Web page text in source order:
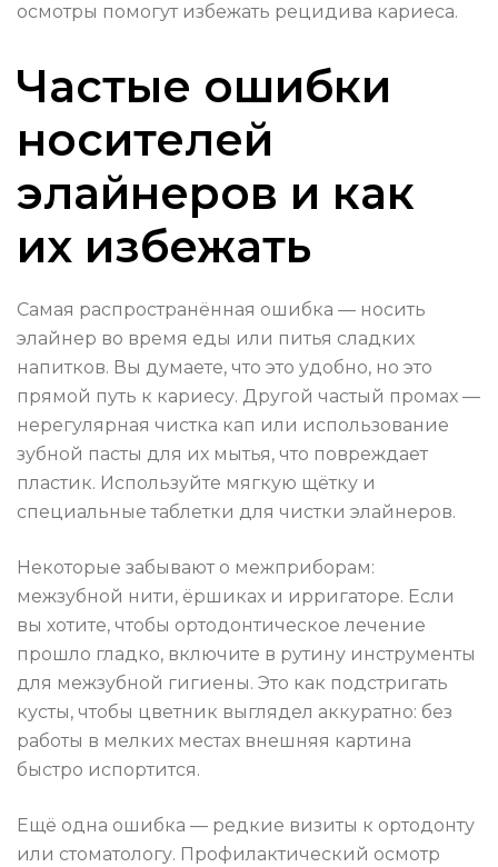
осмотры помогут избежать рецидива кариеса.
Частые ошибки
носителей
элайнеров и как
их избежать
Самая распространённая ошибка — носить
элайнер во время еды или питья сладких
напитков. Вы думаете, что это удобно, но это
прямой путь к кариесу. Другой частый промах —
нерегулярная чистка кап или использование
зубной пасты для их мытья, что повреждает
пластик. Используйте мягкую щётку и
специальные таблетки для чистки элайнеров.
Некоторые забывают о межприборам:
межзубной нити, ёршиках и ирригаторе. Если
вы хотите, чтобы ортодонтическое лечение
прошло гладко, включите в рутину инструменты
для межзубной гигиены. Это как подстригать
кусты, чтобы цветник выглядел аккуратно: без
работы в мелких местах внешняя картина
быстро испортится.
Ещё одна ошибка — редкие визиты к ортодонту
или стоматологу. Профилактический осмотр